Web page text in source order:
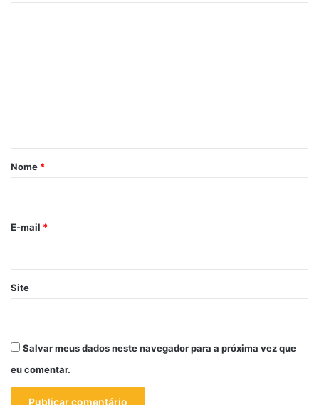
r
*
Nome *
E-mail *
Site
Salvar meus dados neste navegador para a próxima vez que
eu comentar.